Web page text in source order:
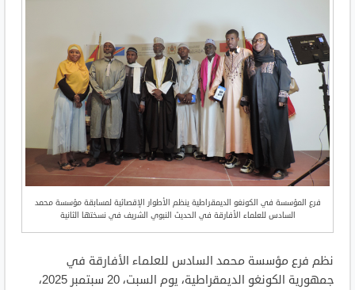
فرع المؤسسة في الكونغو الديمقراطية ينظم الأطوار الإقصائية لمسابقة مؤسسة محمد
السادس للعلماء الأفارقة في الحديث النبوي الشريف في نسختها الثانية
نظم فرع مؤسسة محمد السادس للعلماء الأفارقة في
جمهورية الكونغو
الديمقراطية، يوم السبت، 20 سبتمبر 2025،